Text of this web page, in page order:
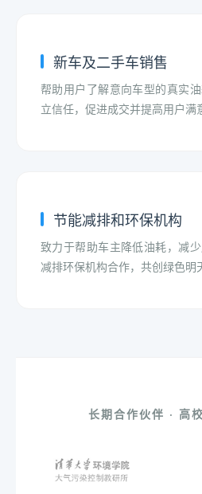
新车及二手车销售
帮助用户了解意向车型的真实
立信任，促进成交并提高用户满
节能减排和环保机构
致力于帮助车主降低油耗，减
减排环保机构合作，共创绿色明
长期合作伙伴 · 高